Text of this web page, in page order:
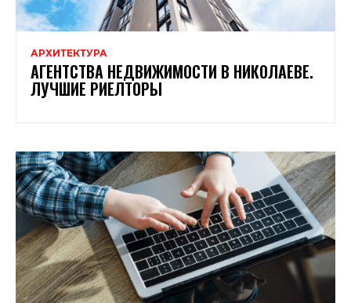
АРХИТЕКТУРА
АГЕНТСТВА НЕДВИЖИМОСТИ В НИКОЛАЕВЕ.
ЛУЧШИЕ РИЕЛТОРЫ